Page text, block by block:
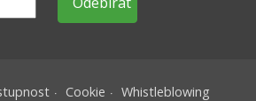
Cookie Whistleblowing